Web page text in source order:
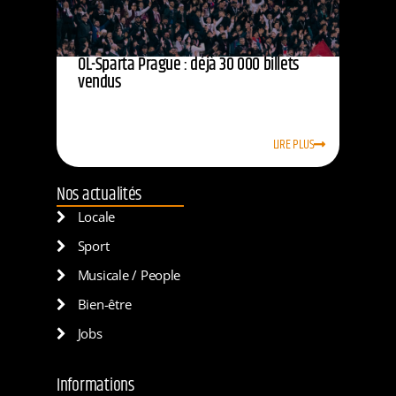
OL-Sparta Prague : déjà 30 000 billets
vendus
LIRE PLUS
Nos actualités
Locale
Sport
Musicale / People
Bien-être
Jobs
Informations